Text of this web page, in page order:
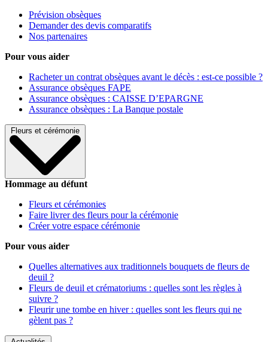
Prévision obsèques
Demander des devis comparatifs
Nos partenaires
Pour vous aider
Racheter un contrat obsèques avant le décès : est-ce possible ?
Assurance obsèques FAPE
Assurance obsèques : CAISSE D’EPARGNE
Assurance obsèques : La Banque postale
Fleurs et cérémonie
Hommage au défunt
Fleurs et cérémonies
Faire livrer des fleurs pour la cérémonie
Créer votre espace cérémonie
Pour vous aider
Quelles alternatives aux traditionnels bouquets de fleurs de
deuil ?
Fleurs de deuil et crématoriums : quelles sont les règles à
suivre ?
Fleurir une tombe en hiver : quelles sont les fleurs qui ne
gèlent pas ?